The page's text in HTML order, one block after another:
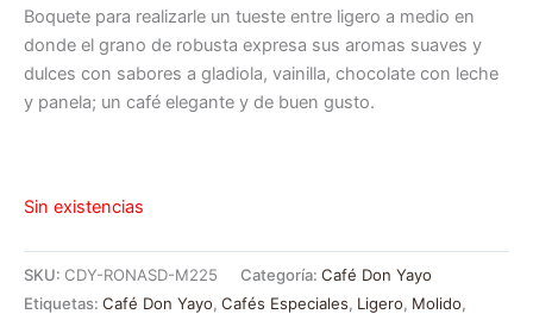
Boquete para realizarle un tueste entre ligero a medio en
donde el grano de robusta expresa sus aromas suaves y
dulces con sabores a gladiola, vainilla, chocolate con leche
y panela; un café elegante y de buen gusto.
Sin existencias
SKU: CDY-RONASD-M225 Categoría: Café Don Yayo
Etiquetas: Café Don Yayo, Cafés Especiales, Ligero, Molido,